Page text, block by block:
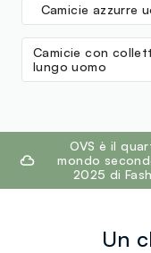
Camicie azzurre
Camicie con
lungo uomo
footer.ariatitleOVS è il
mondo
2025 di
Un